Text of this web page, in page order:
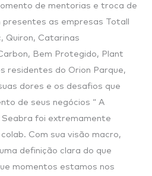
de mentorias e troca de
as empresas Totall
Quiron, Catarinas
Bem Protegido, Plant
residentes do Orion Parque,
dores e os desafios que
de seus negócios “ A
foi extremamente
Com sua visão macro,
definição clara do que
momentos estamos nos